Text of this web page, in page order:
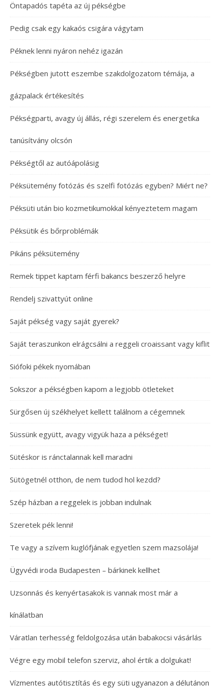
Öntapadós tapéta az új pékségbe
Pedig csak egy kakaós csigára vágytam
Péknek lenni nyáron nehéz igazán
Pékségben jutott eszembe szakdolgozatom témája, a
gázpalack értékesítés
Pékségparti, avagy új állás, régi szerelem és energetika
tanúsítvány olcsón
Pékségtől az autóápolásig
Péksütemény fotózás és szelfi fotózás egyben? Miért ne?
Péksüti után bio kozmetikumokkal kényeztetem magam
Péksütik és bőrproblémák
Pikáns péksütemény
Remek tippet kaptam férfi bakancs beszerző helyre
Rendelj szivattyút online
Saját pékség vagy saját gyerek?
Saját teraszunkon elrágcsálni a reggeli croaissant vagy kiflit
Siófoki pékek nyomában
Sokszor a pékségben kapom a legjobb ötleteket
Sürgősen új székhelyet kellett találnom a cégemnek
Süssünk együtt, avagy vigyük haza a pékséget!
Sütéskor is ránctalannak kell maradni
Sütögetnél otthon, de nem tudod hol kezdd?
Szép házban a reggelek is jobban indulnak
Szeretek pék lenni!
Te vagy a szívem kuglófjának egyetlen szem mazsolája!
Ügyvédi iroda Budapesten – bárkinek kellhet
Uzsonnás és kenyértasakok is vannak most már a
kínálatban
Váratlan terhesség feldolgozása után babakocsi vásárlás
Végre egy mobil telefon szerviz, ahol értik a dolgukat!
Vízmentes autótisztítás és egy süti ugyanazon a délutánon